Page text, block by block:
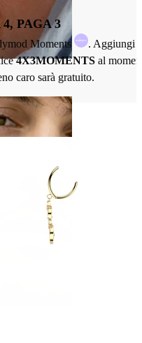
PAGA 3
Moments
. Aggiungi
4X3MOMENTSal
caro sarà gratuito.